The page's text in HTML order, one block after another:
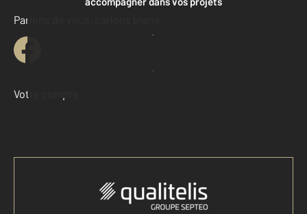
Contacter l'agence
Demander une estimation
Parlons de vous, parlons biens
Votre compte :
Accéder à mon compte